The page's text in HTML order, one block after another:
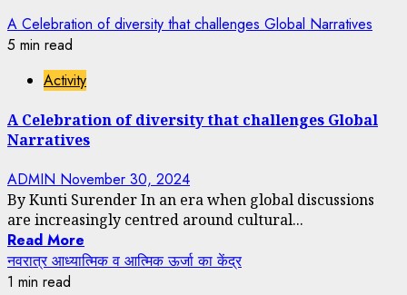
A Celebration of diversity that challenges Global Narratives
5 min read
Activity
A Celebration of diversity that challenges Global
Narratives
ADMIN November 30, 2024
By Kunti Surender In an era when global discussions
are increasingly centred around cultural...
Read More
नवरात्र आध्यात्मिक व आत्मिक ऊर्जा का केंद्र
1 min read